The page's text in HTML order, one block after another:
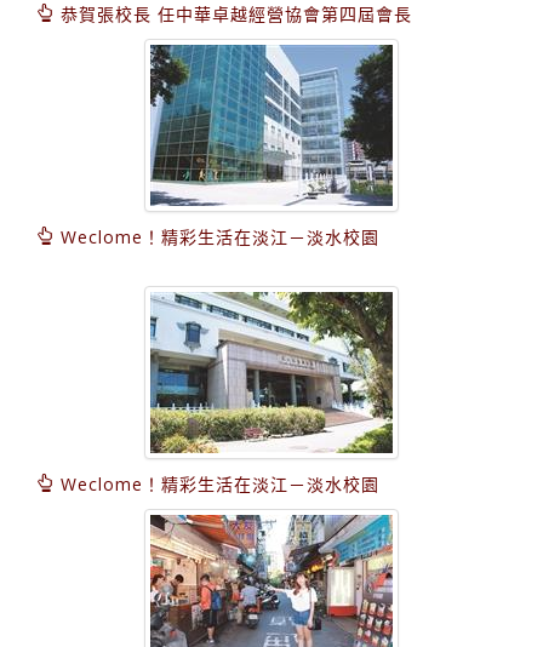
恭賀張校長 任中華卓越經營協會第四屆會長
Weclome！精彩生活在淡江－淡水校園
Weclome！精彩生活在淡江－淡水校園